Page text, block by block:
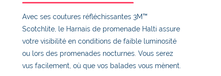
Avec ses coutures réfléchissantes 3M™
Scotchlite, le Harnais de promenade Halti assure
votre visibilité en conditions de faible luminosité
ou lors des promenades nocturnes. Vous serez
vus facilement, où que vos balades vous mènent.